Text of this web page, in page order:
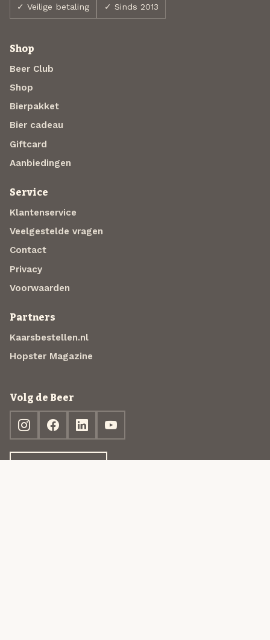
✓ Veilige betaling ✓ Sinds 2013
Shop
Beer Club
Shop
Bierpakket
Bier cadeau
Giftcard
Aanbiedingen
Service
Klantenservice
Veelgestelde vragen
Contact
Privacy
Voorwaarden
Partners
Kaarsbestellen.nl
Hopster Magazine
Volg de Beer